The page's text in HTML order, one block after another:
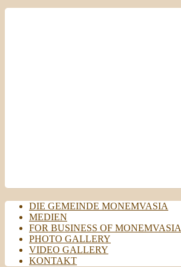
DIE GEMEINDE MONEMVASIA
MEDIEN
FOR BUSINESS OF MONEMVASIA
PHOTO GALLERY
VIDEO GALLERY
KONTAKT